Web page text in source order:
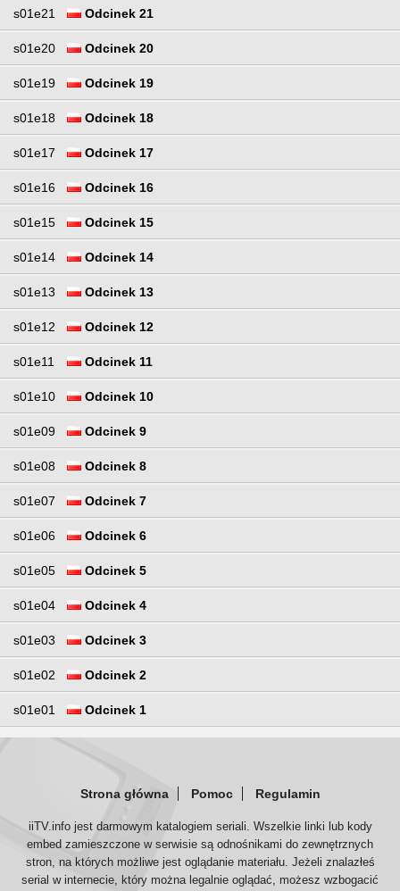
s01e21 Odcinek 21
s01e20 Odcinek 20
s01e19 Odcinek 19
s01e18 Odcinek 18
s01e17 Odcinek 17
s01e16 Odcinek 16
s01e15 Odcinek 15
s01e14 Odcinek 14
s01e13 Odcinek 13
s01e12 Odcinek 12
s01e11 Odcinek 11
s01e10 Odcinek 10
s01e09 Odcinek 9
s01e08 Odcinek 8
s01e07 Odcinek 7
s01e06 Odcinek 6
s01e05 Odcinek 5
s01e04 Odcinek 4
s01e03 Odcinek 3
s01e02 Odcinek 2
s01e01 Odcinek 1
Strona główna Pomoc Regulamin
iiTV.info jest darmowym katalogiem seriali. Wszelkie linki lub kody
embed zamieszczone w serwisie są odnośnikami do zewnętrznych
stron, na których możliwe jest oglądanie materiału. Jeżeli znalazłeś
serial w internecie, który można legalnie oglądać, możesz wzbogacić